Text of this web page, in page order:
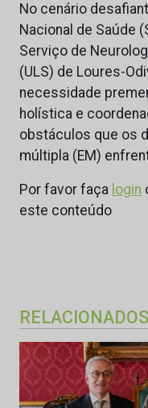
No cenário
Nacional de Saúde
Serviço de
(ULS) de Loures-
necessidade
holística e
obstáculos que os
múltipla (EM)
Por favor faça login
este conteúdo
RELACIONADOS